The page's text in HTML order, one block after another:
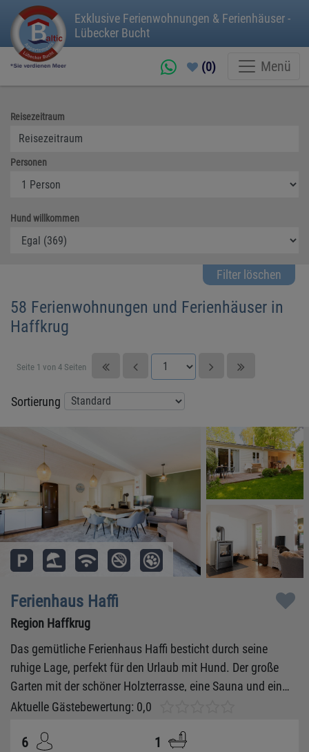
Exklusive Ferienwohnungen & Ferienhäuser -
Lübecker Bucht
Menü
(0)
Reisezeitraum
Personen
Hund willkommen
Filter löschen
58 Ferienwohnungen und Ferienhäuser in
Haffkrug
Seite 1 von 4 Seiten
Sortierung
Ferienhaus Haffi
Region Haffkrug
Das gemütliche Ferienhaus Haffi besticht durch seine
ruhige Lage, perfekt für den Urlaub mit Hund. Der große
Garten mit der schöner Holzterrasse, eine Sauna und ein
Kamin sorgen für eine erholsame Zeit in Haffkrug mit der
inklusive!
Aktuelle Gästebewertung: 0,0
6
1